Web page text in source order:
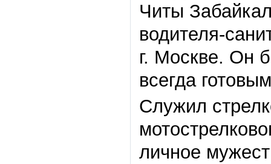
Читы
водителя-
г. Москве. Он
всегда
Служил
личное